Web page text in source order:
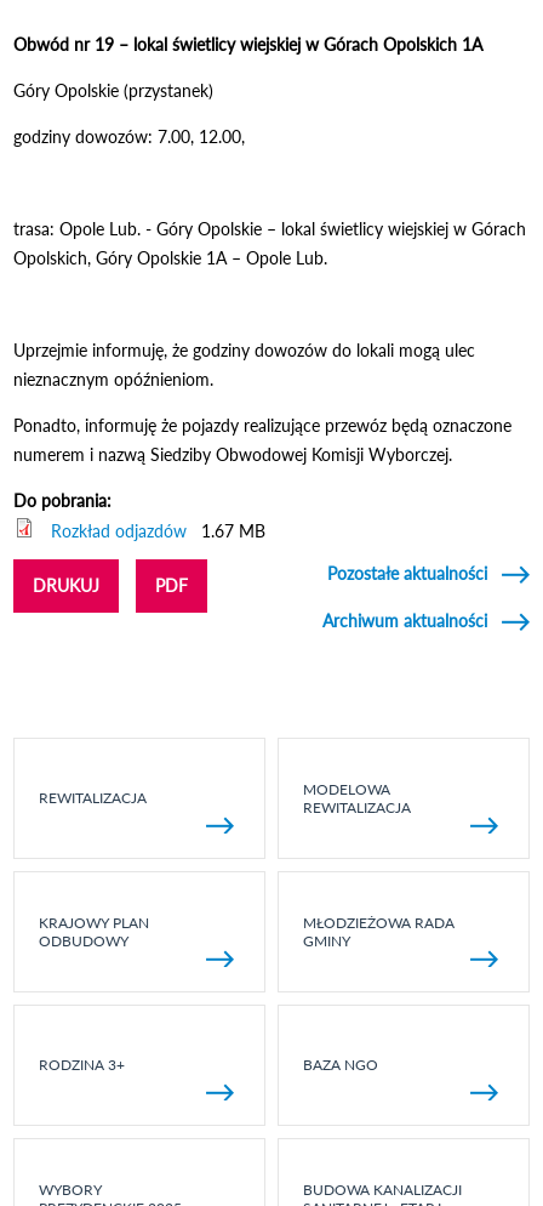
Obwód nr 19 – lokal świetlicy wiejskiej w Górach Opolskich 1A
Góry Opolskie (przystanek)
godziny dowozów: 7.00, 12.00,
trasa: Opole Lub. - Góry Opolskie – lokal świetlicy wiejskiej w Górach
Opolskich, Góry Opolskie 1A – Opole Lub.
Uprzejmie informuję, że godziny dowozów do lokali mogą ulec
nieznacznym opóźnieniom.
Ponadto, informuję że pojazdy realizujące przewóz będą oznaczone
numerem i nazwą Siedziby Obwodowej Komisji Wyborczej.
Do pobrania:
Rozkład odjazdów
1.67 MB
DRUKUJ PDF
Pozostałe aktualności
Archiwum aktualności
REWITALIZACJA
MODELOWA
REWITALIZACJA
KRAJOWY PLAN
ODBUDOWY
MŁODZIEŻOWA RADA
GMINY
RODZINA 3+ BAZA NGO
WYBORY
BUDOWA KANALIZACJI